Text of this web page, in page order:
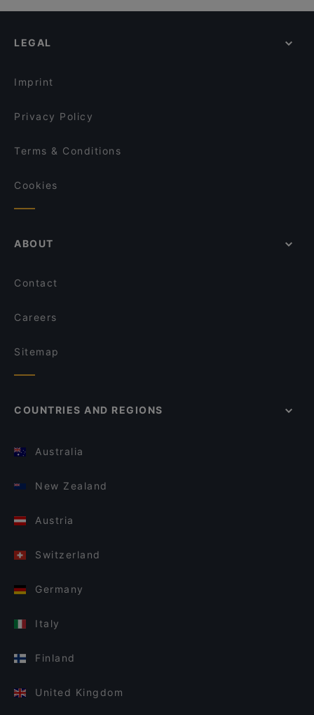
LEGAL
Imprint
Privacy Policy
Terms & Conditions
Cookies
ABOUT
Contact
Careers
Sitemap
COUNTRIES AND REGIONS
Australia
New Zealand
Austria
Switzerland
Germany
Italy
Finland
United Kingdom